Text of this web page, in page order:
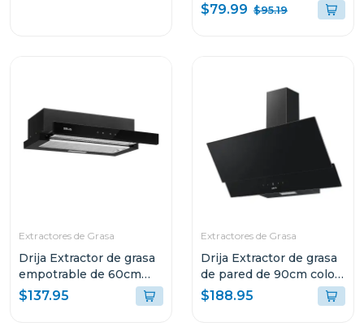
$79.99 $95.19
Extractores de Grasa
Drija Extractor de grasa
empotrable de 60cm
color negro
$137.95
Extractores de Grasa
Drija Extractor de grasa
de pared de 90cm color
negro
$188.95